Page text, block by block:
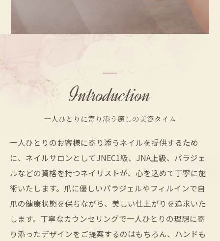
一人ひとりに寄り添う癒しの美容タイム
Introduction
一人ひとりのお客様に寄り添うネイルを提供するため
に、ネイルサロンとしてJNEC1級、JNA上級、パラジェ
ルなどの資格を持つネイリストが、心を込めて丁寧に施
術いたします。爪に優しいパラジェルやフィルインで自
爪の健康状態を保ちながら、美しい仕上がりを追求いた
します。丁寧なカウンセリングで一人ひとりの理想に寄
り添ったデザインをご提案するのはもちろん、ハンドも